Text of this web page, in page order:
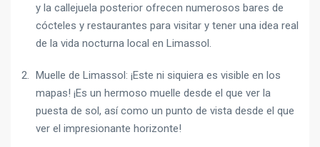
y la callejuela posterior ofrecen numerosos bares de
cócteles y restaurantes para visitar y tener una idea real
de la vida nocturna local en Limassol.
Muelle de Limassol: ¡Este ni siquiera es visible en los
mapas! ¡Es un hermoso muelle desde el que ver la
puesta de sol, así como un punto de vista desde el que
ver el impresionante horizonte!